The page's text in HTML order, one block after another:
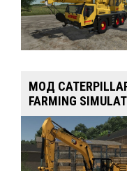
МОД
FARMING